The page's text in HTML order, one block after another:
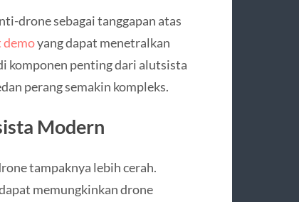
drone sebagai tanggapan atas
demoyang dapat menetralkan
komponen penting dari alutsista
perang semakin kompleks.
Modern
tampaknya lebih cerah.
memungkinkan drone